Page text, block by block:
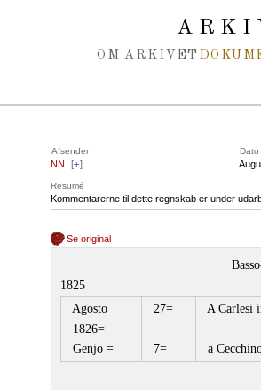
OM ARKIVET
Afsender Dato
NN [+]
Resumé
Kommentarerne til dette regnskab er under
Se original
1825
Agosto
1826=
Genjo =
27=
7=
A Carlesi
a